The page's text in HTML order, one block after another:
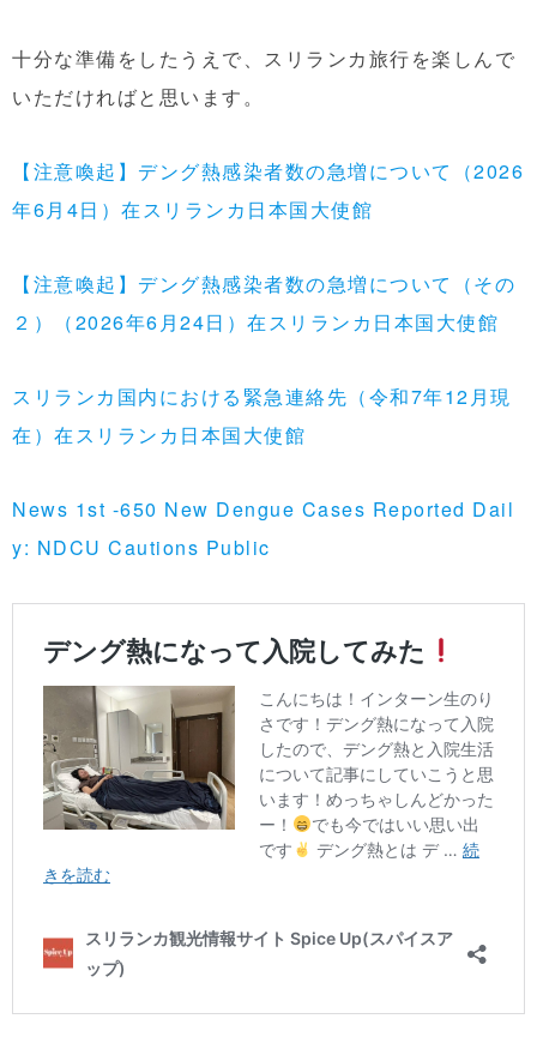
十分な準備をしたうえで、スリランカ旅行を楽しんで
いただければと思います。
【注意喚起】デング熱感染者数の急増について（2026
年6月4日）在スリランカ日本国大使館
【注意喚起】デング熱感染者数の急増について（その
２）（2026年6月24日）在スリランカ日本国大使館
スリランカ国内における緊急連絡先（令和7年12月現
在）在スリランカ日本国大使館
News 1st -650 New Dengue Cases Reported Dail
y: NDCU Cautions Public